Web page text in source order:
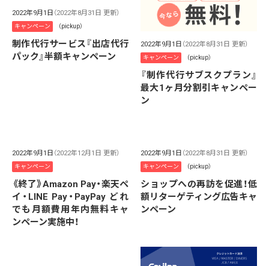
2022年9月1日 （2022年8月31日 更新）
キャンペーン （pickup）
制作代行サービス『出店代行
パック』半額キャンペーン
2022年9月1日 （2022年8月31日 更新）
キャンペーン （pickup）
『制作代行サブスクプラン』
最大1ヶ月分割引キャンペー
ン
2022年9月1日 （2022年12月1日 更新）
キャンペーン
《終了》Amazon Pay・楽天ペ
イ・LINE Pay・PayPay どれ
でも月額費用年内無料キャ
ンペーン実施中！
2022年9月1日 （2022年8月31日 更新）
キャンペーン （pickup）
ショップへの再訪を促進！低
額リターゲティング広告キャ
ンペーン